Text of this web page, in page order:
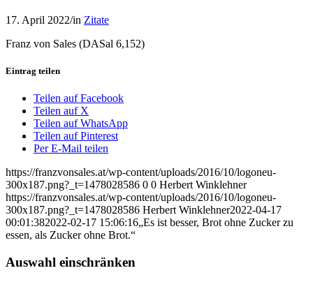
17. April 2022/in Zitate
Franz von Sales (DASal 6,152)
Eintrag teilen
Teilen auf Facebook
Teilen auf X
Teilen auf WhatsApp
Teilen auf Pinterest
Per E-Mail teilen
https://franzvonsales.at/wp-content/uploads/2016/10/logoneu-
300x187.png?_t=1478028586 0 0 Herbert Winklehner
https://franzvonsales.at/wp-content/uploads/2016/10/logoneu-
300x187.png?_t=1478028586 Herbert Winklehner2022-04-17
00:01:382022-02-17 15:06:16„Es ist besser, Brot ohne Zucker zu
essen, als Zucker ohne Brot.“
Auswahl einschränken